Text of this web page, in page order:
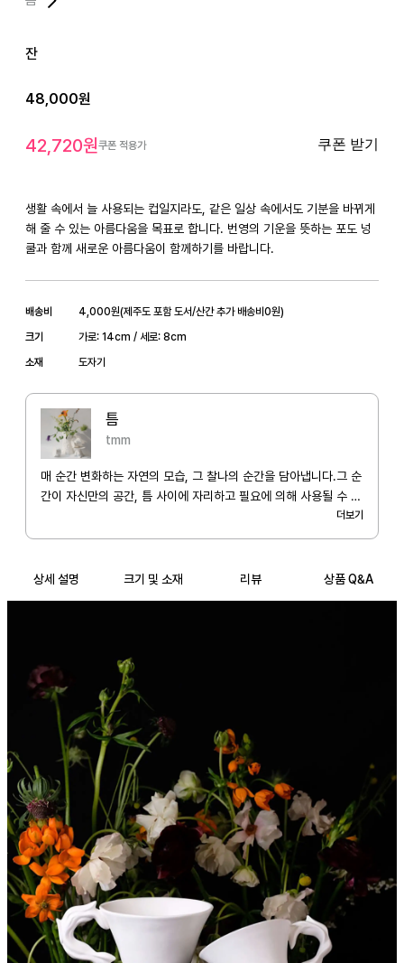
잔
48,000원
42,720원쿠폰 적용가 쿠폰 받기
생활 속에서 늘 사용되는 컵일지라도, 같은 일상 속에서도 기분을 바뀌게
해 줄 수 있는 아름다움을 목표로 합니다. 번영의 기운을 뜻하는 포도 넝
배송비 4,000원(제주도 포함 도서/산간 추가 배송비0원)
크기
가로: 14cm / 세로: 8cm
소재
도자기
틈
tmm
매 순간 변화하는 자연의 모습, 그 찰나의 순간을 담아냅니다.그 순
간이 자신만의 공간, 틈 사이에 자리하고 필요에 의해 사용될 수 있
는 작품을 빚어나갑니다. 보는 것만으로도 충분할 수 있지만, 작품
을 손에 익혀 사용하게 되고 그 사용하는 시간 속에서의 추억이 누
께할 수 있기를 바랍니다.
더보기
상세 설명 크기 및 소재 리뷰 상품 Q&A